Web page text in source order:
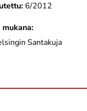
6/2012
Santakuja